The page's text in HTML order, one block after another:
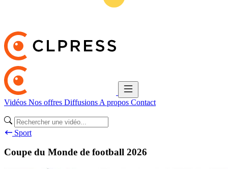
Vidéos Nos offres Diffusions A propos Contact
Sport
Coupe du Monde de football 2026